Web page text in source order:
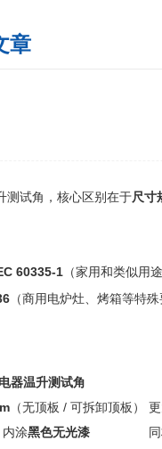
章
测试角，核心区别在于尺寸
60335-1 （家用和类似用
（商用电炉灶、烤箱等特
器温升测试角
（无顶板 / 可拆卸顶板）
内涂黑色无光漆